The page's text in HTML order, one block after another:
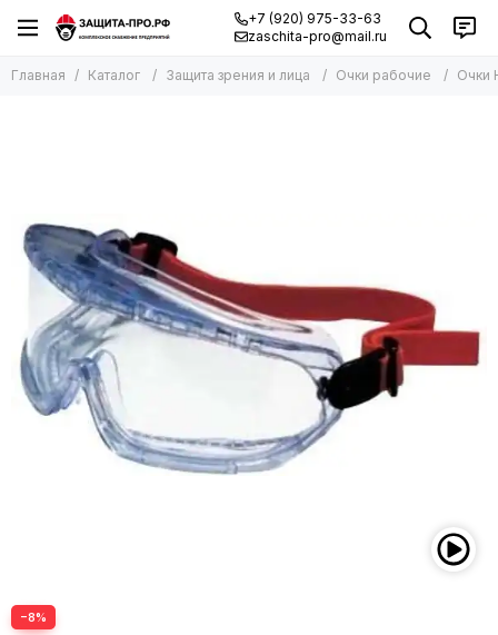
+7 (920) 975-33-63
zaschita-pro@mail.ru
Главная Каталог Защита зрения и лица Очки рабочие Очки
−8%